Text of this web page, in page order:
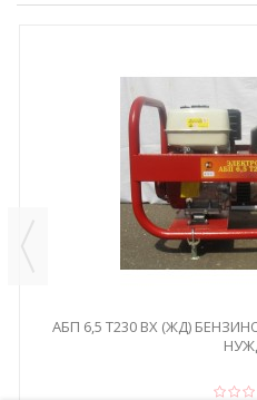
АБП 6,5 Т230 ВХ (ЖД)